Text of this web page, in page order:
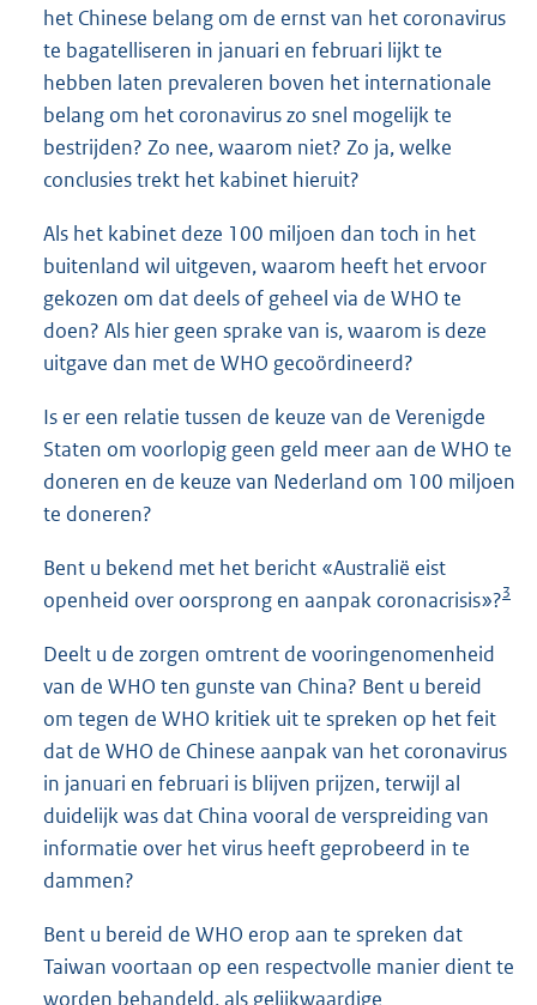
het Chinese belang om de ernst van het coronavirus
te bagatelliseren in januari en februari lijkt te
hebben laten prevaleren boven het internationale
belang om het coronavirus zo snel mogelijk te
bestrijden? Zo nee, waarom niet? Zo ja, welke
conclusies trekt het kabinet hieruit?
Als het kabinet deze 100 miljoen dan toch in het
buitenland wil uitgeven, waarom heeft het ervoor
gekozen om dat deels of geheel via de WHO te
doen? Als hier geen sprake van is, waarom is deze
uitgave dan met de WHO gecoördineerd?
Is er een relatie tussen de keuze van de Verenigde
Staten om voorlopig geen geld meer aan de WHO te
doneren en de keuze van Nederland om 100 miljoen
te doneren?
Bent u bekend met het bericht «Australië eist
openheid over oorsprong en aanpak coronacrisis»?3
Deelt u de zorgen omtrent de vooringenomenheid
van de WHO ten gunste van China? Bent u bereid
om tegen de WHO kritiek uit te spreken op het feit
dat de WHO de Chinese aanpak van het coronavirus
in januari en februari is blijven prijzen, terwijl al
duidelijk was dat China vooral de verspreiding van
informatie over het virus heeft geprobeerd in te
dammen?
Bent u bereid de WHO erop aan te spreken dat
Taiwan voortaan op een respectvolle manier dient te
worden behandeld, als gelijkwaardige